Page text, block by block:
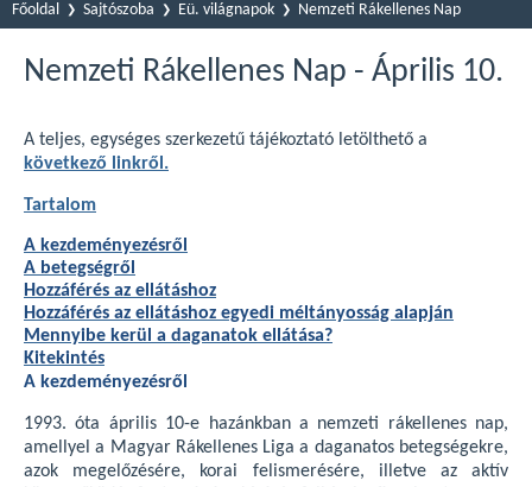
Főoldal Sajtószoba Eü. világnapok Nemzeti Rákellenes Nap
Nemzeti Rákellenes Nap - Április 10.
A teljes, egységes szerkezetű tájékoztató letölthető a
következő linkről.
Tartalom
A kezdeményezésről
A betegségről
Hozzáférés az ellátáshoz
Hozzáférés az ellátáshoz egyedi méltányosság alapján
Mennyibe kerül a daganatok ellátása?
Kitekintés
A kezdeményezésről
1993. óta április 10-e hazánkban a nemzeti rákellenes nap,
amellyel a Magyar Rákellenes Liga a daganatos betegségekre,
azok megelőzésére, korai felismerésére, illetve az aktív